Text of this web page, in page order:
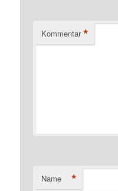
Kommentar *
Name *